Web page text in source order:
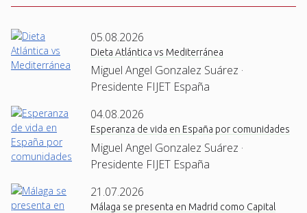
05.08.2026
Dieta Atlántica vs Mediterránea
Miguel Angel Gonzalez Suárez ·
Presidente FIJET España
04.08.2026
Esperanza de vida en España por comunidades
Miguel Angel Gonzalez Suárez ·
Presidente FIJET España
21.07.2026
Málaga se presenta en Madrid como Capital